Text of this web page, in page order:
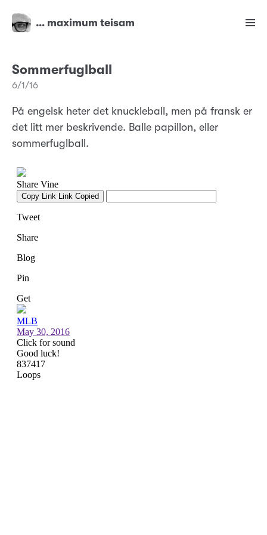
… maximum teisam
Sommerfuglball
6/1/16
På engelsk heter det knuckleball, men på fransk er
det litt mer beskrivende. Balle papillon, eller
sommerfuglball.